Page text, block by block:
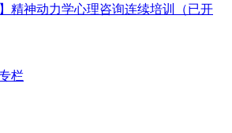
】精神动力学心理咨询连续培训（已开
栏